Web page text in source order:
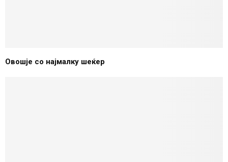
Овошје со најмалку шеќер